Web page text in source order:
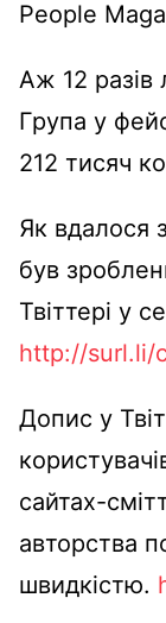
People
Аж 12 разів
Група у
212 тисяч
Як вдалося
був
Твіттері у
http://surl.li/
Допис у
сайтах-
авторства
швидкістю.